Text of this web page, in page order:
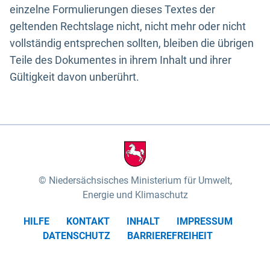
einzelne Formulierungen dieses Textes der
geltenden Rechtslage nicht, nicht mehr oder nicht
vollständig entsprechen sollten, bleiben die übrigen
Teile des Dokumentes in ihrem Inhalt und ihrer
Gültigkeit davon unberührt.
Niedersächsisches Ministerium für Umwelt,
Energie und Klimaschutz
HILFE KONTAKT INHALT
IMPRESSUM
DATENSCHUTZ
BARRIEREFREIHEIT